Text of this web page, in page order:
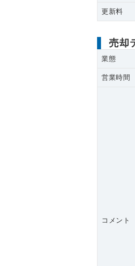
更新料
売却
業態
営業時間
コメント